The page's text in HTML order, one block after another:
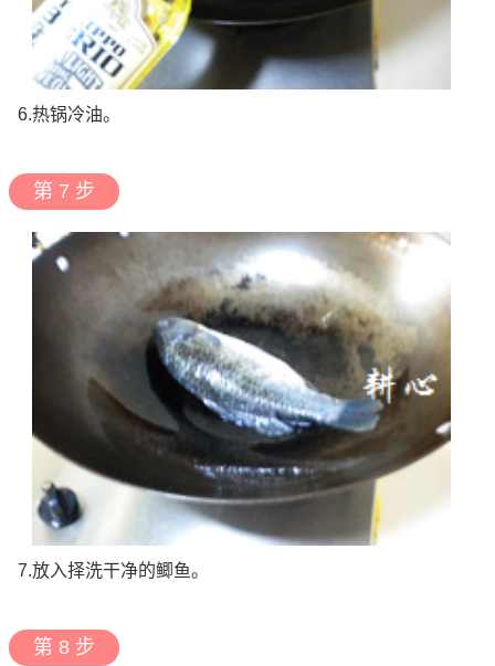
6.热锅冷油。
第 7 步
7.放入择洗干净的鲫鱼。
第 8 步